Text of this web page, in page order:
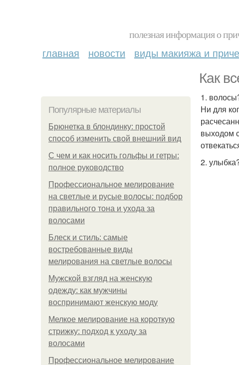
полезная информация о
главная новости виды макияжа и
Как
Популярные материалы
Брюнетка в блондинку: простой
способ изменить свой внешний вид
С чем и как носить гольфы и гетры:
полное руководство
Профессиональное мелирование
на светлые и русые волосы: подбор
правильного тона и ухода за
волосами
Блеск и стиль: самые
востребованные виды
мелирования на светлые волосы
Мужской взгляд на женскую
одежду: как мужчины
воспринимают женскую моду
Мелкое мелирование на короткую
стрижку: подход к уходу за
волосами
Профессиональное мелирование
1.
Ни для
выходом
2.